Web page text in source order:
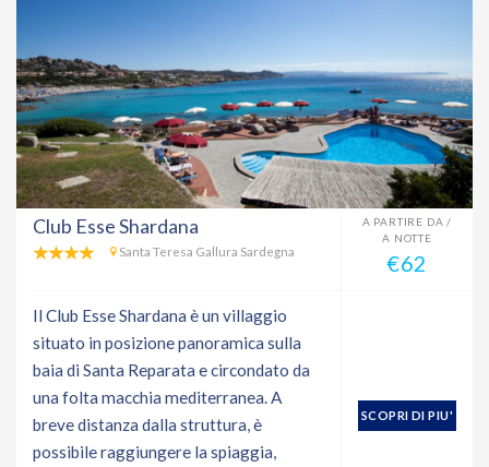
Club Esse Shardana
Santa Teresa Gallura Sardegna
A PARTIRE DA /
A NOTTE
€62
Il Club Esse Shardana è un villaggio
situato in posizione panoramica sulla
baia di Santa Reparata e circondato da
una folta macchia mediterranea. A
breve distanza dalla struttura, è
possibile raggiungere la spiaggia,
SCOPRI DI PIU'